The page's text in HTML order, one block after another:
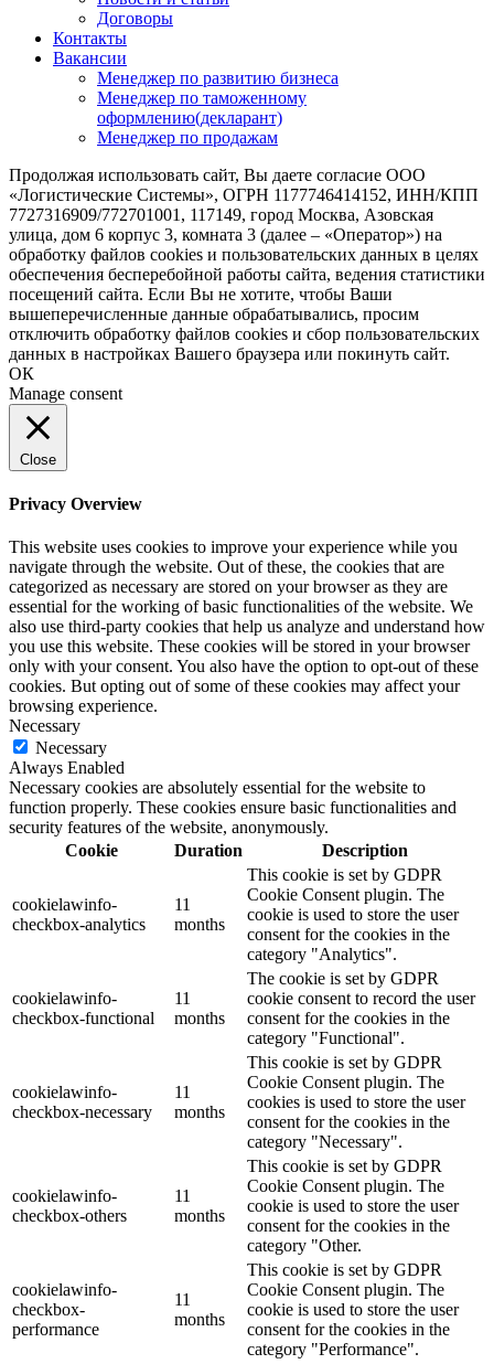
Договоры
Контакты
Вакансии
Менеджер по развитию бизнеса
Менеджер по таможенному
оформлению(декларант)
Менеджер по продажам
Продолжая использовать сайт, Вы даете согласие ООО
«Логистические Системы», ОГРН 1177746414152, ИНН/КПП
7727316909/772701001, 117149, город Москва, Азовская
улица, дом 6 корпус 3, комната 3 (далее – «Оператор») на
обработку файлов cookies и пользовательских данных в целях
обеспечения бесперебойной работы сайта, ведения статистики
посещений сайта. Если Вы не хотите, чтобы Ваши
вышеперечисленные данные обрабатывались, просим
отключить обработку файлов cookies и сбор пользовательских
данных в настройках Вашего браузера или покинуть сайт.
ОК
Manage consent
Close
Privacy Overview
This website uses cookies to improve your experience while you
navigate through the website. Out of these, the cookies that are
categorized as necessary are stored on your browser as they are
essential for the working of basic functionalities of the website. We
also use third-party cookies that help us analyze and understand how
you use this website. These cookies will be stored in your browser
only with your consent. You also have the option to opt-out of these
cookies. But opting out of some of these cookies may affect your
browsing experience.
Necessary
Necessary
Always Enabled
Necessary cookies are absolutely essential for the website to
function properly. These cookies ensure basic functionalities and
security features of the website, anonymously.
Cookie
Duration Description
cookielawinfo-
checkbox-analytics
11
months
This cookie is set by GDPR
Cookie Consent plugin. The
cookie is used to store the user
consent for the cookies in the
category "Analytics".
cookielawinfo-
checkbox-functional
11
months
The cookie is set by GDPR
cookie consent to record the user
consent for the cookies in the
category "Functional".
cookielawinfo-
checkbox-necessary
11
months
This cookie is set by GDPR
Cookie Consent plugin. The
cookies is used to store the user
consent for the cookies in the
category "Necessary".
cookielawinfo-
checkbox-others
11
months
This cookie is set by GDPR
Cookie Consent plugin. The
cookie is used to store the user
consent for the cookies in the
category "Other.
cookielawinfo-
checkbox-
performance
11
months
This cookie is set by GDPR
Cookie Consent plugin. The
cookie is used to store the user
consent for the cookies in the
category "Performance".